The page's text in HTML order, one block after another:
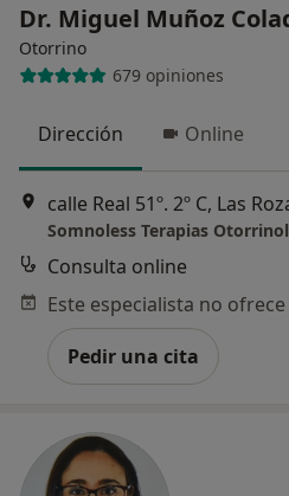
Dr. Miguel Muñoz
Otorrino
679 opiniones
Dirección Online
calle Real 51º. 2º C, Las
Somnoless Terapias
Consulta online
Pedir una cita